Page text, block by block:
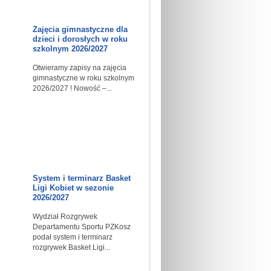
Zajęcia gimnastyczne dla
dzieci i dorosłych w roku
szkolnym 2026/2027
Otwieramy zapisy na zajęcia
gimnastyczne w roku szkolnym
2026/2027 ! Nowość –...
System i terminarz Basket
Ligi Kobiet w sezonie
2026/2027
Wydział Rozgrywek
Departamentu Sportu PZKosz
podał system i terminarz
rozgrywek Basket Ligi...